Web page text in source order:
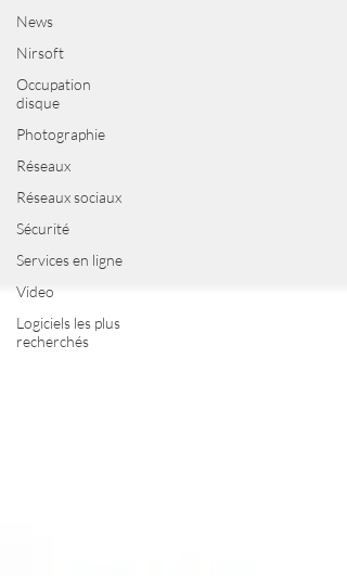
News
Nirsoft
Occupation
disque
Photographie
Réseaux
Réseaux sociaux
Sécurité
Services en ligne
Video
Logiciels les plus
recherchés